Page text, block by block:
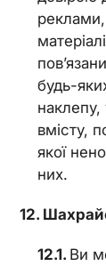
реклами,
будь-
вмісту,
якої
них.
Ви